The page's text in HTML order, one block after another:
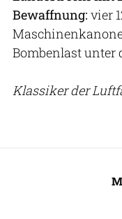
Bewaffnung: vier
Bombenlast unter
Klassiker der